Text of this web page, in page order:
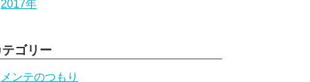
2017年
ゴリー
メンテのつもり